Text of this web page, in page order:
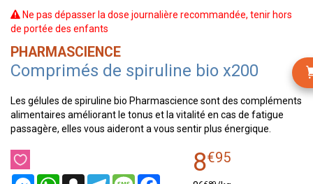
Ne pas dépasser la dose journalière recommandée, tenir hors
de portée des enfants
PHARMASCIENCE
Comprimés de spiruline bio x200
Les gélules de spiruline bio Pharmascience sont des compléments
alimentaires améliorant le tonus et la vitalité en cas de fatigue
passagère, elles vous aideront a vous sentir plus énergique.
MessengerWhatsAppSnapchatTelegramMessageFacebook
8€95